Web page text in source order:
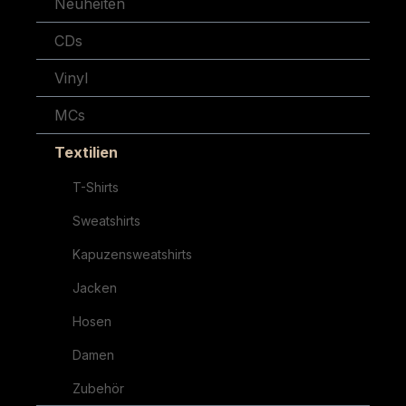
Neuheiten
CDs
Vinyl
MCs
Textilien
T-Shirts
Sweatshirts
Kapuzensweatshirts
Jacken
Hosen
Damen
Zubehör